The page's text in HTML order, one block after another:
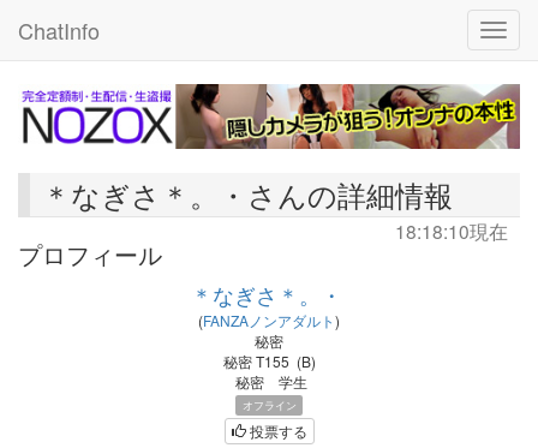
Toggle
ChatInfo
＊なぎさ＊。・さんの詳細情報
18:18:10現在
プロフィール
＊なぎさ＊。・
(FANZAノンアダルト)
秘密
秘密 T155 (B)
秘密
学生
オフライン
投票する